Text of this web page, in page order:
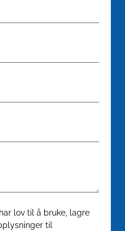
lov til å bruke, lagre
til